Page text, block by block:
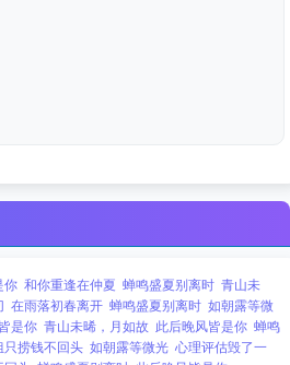
你 和你重逢在仲夏 蝉鸣盛夏别离时 青山未
在雨落初春离开 蝉鸣盛夏别离时 如朝露等微
是你 青山未晞，月如故 此后晚风皆是你 蝉鸣
只捞钱不回头 如朝露等微光 心理评估毁了一